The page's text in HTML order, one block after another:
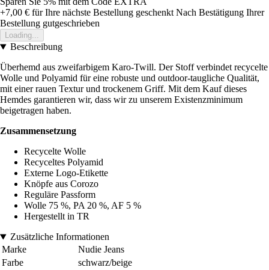
+7,00 € für Ihre nächste Bestellung geschenkt Nach Bestätigung Ihrer
Bestellung gutgeschrieben
Loading...
Beschreibung
Überhemd aus zweifarbigem Karo-Twill. Der Stoff verbindet recycelte
Wolle und Polyamid für eine robuste und outdoor-taugliche Qualität,
mit einer rauen Textur und trockenem Griff. Mit dem Kauf dieses
Hemdes garantieren wir, dass wir zu unserem Existenzminimum
beigetragen haben.
Zusammensetzung
Recycelte Wolle
Recyceltes Polyamid
Externe Logo-Etikette
Knöpfe aus Corozo
Reguläre Passform
Wolle 75 %, PA 20 %, AF 5 %
Hergestellt in TR
Zusätzliche Informationen
Marke
Nudie Jeans
Farbe
schwarz/beige